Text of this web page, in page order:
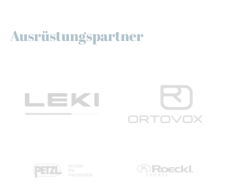
Ausrüstungspartner